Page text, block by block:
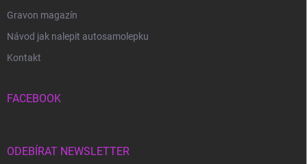
Gravon magazín
Návod jak nalepit autosamolepku
Kontakt
FACEBOOK
ODEBÍRAT NEWSLETTER